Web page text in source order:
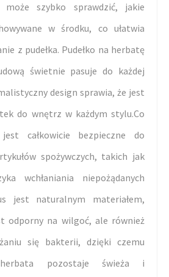
może szybko sprawdzić, jakie
w środku, co ułatwia
z pudełka. Pudełko na herbatę
świetnie pasuje do każdej
design sprawia, że jest
do wnętrz w każdym stylu.Co
całkowicie bezpieczne do
spożywczych, takich jak
wchłaniania niepożądanych
jest naturalnym materiałem,
odporny na wilgoć, ale również
się bakterii, dzięki czemu
herbata pozostaje świeża i